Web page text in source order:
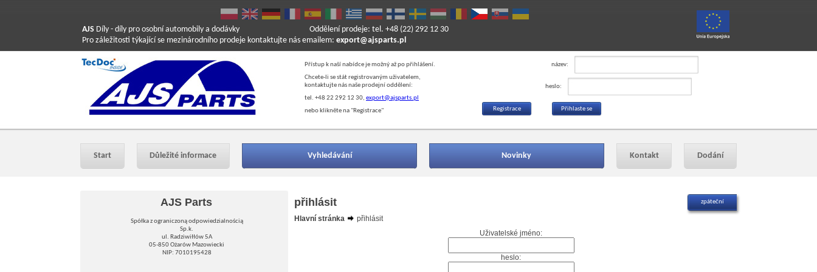
AJS Díly - díly pro osobní automobily a dodávky
Pro záležitosti týkající se mezinárodního prodeje kontaktujte nás emailem: export@ajsparts.pl
Oddělení prodeje: tel. +48 (22) 292 12 30
Přístup k naší nabídce je možný až po přihlášení.
Chcete-li se stát registrovaným uživatelem,
kontaktujte nás naše prodejní oddělení:
tel. +48 22 292 12 30, export@ajsparts.pl
nebo klikněte na "Registrace"
název:
heslo:
Registrace
Start Důležité informace Vyhledávání Novinky Kontakt Dodání
AJS Parts
Spółka z ograniczoną odpowiedzialnością
Sp.k.
ul. Radziwiłłów 5A
05-850 Ożarów Mazowiecki
NIP: 7010195428
přihlásit
Hlavní stránka
přihlásit
Uživatelské jméno:
heslo: